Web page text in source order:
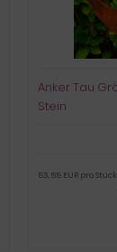
Anker Tau
Stein
53,55 EUR pro Stück